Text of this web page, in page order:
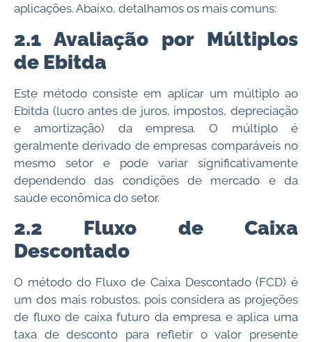
aplicações. Abaixo, detalhamos os mais comuns:
2.1 Avaliação por Múltiplos
de Ebitda
Este método consiste em aplicar um múltiplo ao
Ebitda (lucro antes de juros, impostos, depreciação
e amortização) da empresa. O múltiplo é
geralmente derivado de empresas comparáveis no
mesmo setor e pode variar significativamente
dependendo das condições de mercado e da
saúde econômica do setor.
2.2 Fluxo de Caixa
Descontado
O método do Fluxo de Caixa Descontado (FCD) é
um dos mais robustos, pois considera as projeções
de fluxo de caixa futuro da empresa e aplica uma
taxa de desconto para refletir o valor presente